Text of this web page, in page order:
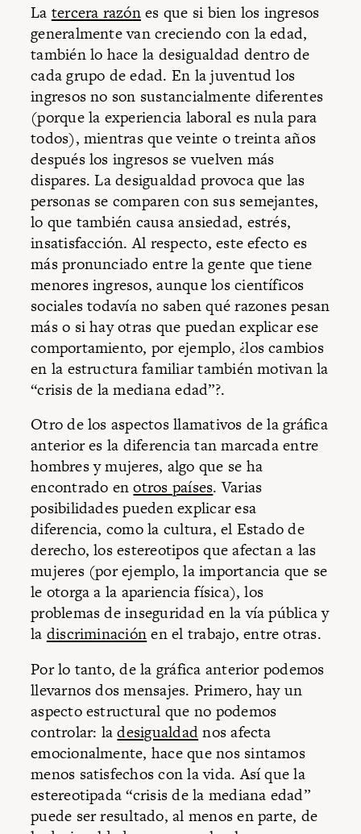
La tercera razónes que si bien los ingresos
generalmente van creciendo con la edad,
también lo hace la desigualdad dentro de
cada grupo de edad. En la juventud los
ingresos no son sustancialmente diferentes
(porque la experiencia laboral es nula para
todos), mientras que veinte o treinta años
después los ingresos se vuelven más
dispares. La desigualdad provoca que las
personas se comparen con sus semejantes,
lo que también causa ansiedad, estrés,
insatisfacción. Al respecto, este efecto es
más pronunciado entre la gente que tiene
menores ingresos, aunque los científicos
sociales todavía no saben qué razones pesan
más o si hay otras que puedan explicar ese
comportamiento, por ejemplo, ¿los cambios
en la estructura familiar también motivan la
“crisis de la mediana edad”?.
Otro de los aspectos llamativos de la gráfica
anterior es la diferencia tan marcada entre
hombres y mujeres, algo que se ha
encontrado enotros países. Varias
posibilidades pueden explicar esa
diferencia, como la cultura, el Estado de
derecho, los estereotipos que afectan a las
mujeres (por ejemplo, la importancia que se
le otorga a la apariencia física), los
problemas de inseguridad en la vía pública y
la discriminaciónen el trabajo, entre otras.
Por lo tanto, de la gráfica anterior podemos
llevarnos dos mensajes. Primero, hay un
aspecto estructural que no podemos
controlar: ladesigualdadnos afecta
emocionalmente, hace que nos sintamos
menos satisfechos con la vida. Así que la
estereotipada “crisis de la mediana edad”
puede ser resultado, al menos en parte, de